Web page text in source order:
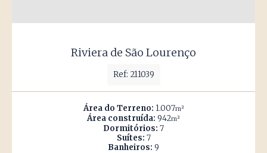
Riviera de São Lourenço
Ref: 211039
Área do Terreno: 1.007m²
Área construída: 942m²
Dormitórios: 7
Suítes: 7
Banheiros: 9